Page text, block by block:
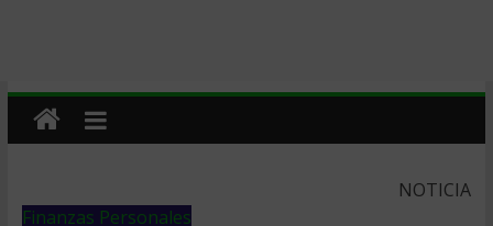
NOTICIA
Finanzas Personales